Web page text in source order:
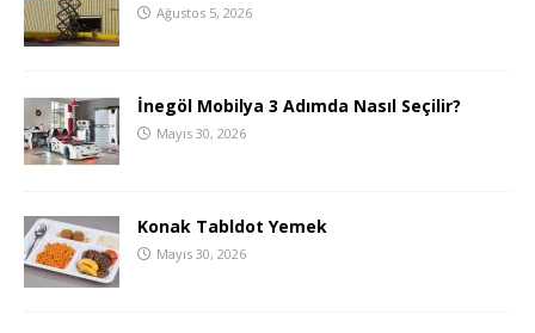
Ağustos 5, 2026
İnegöl Mobilya 3 Adımda Nasıl Seçilir?
Mayıs 30, 2026
Konak Tabldot Yemek
Mayıs 30, 2026